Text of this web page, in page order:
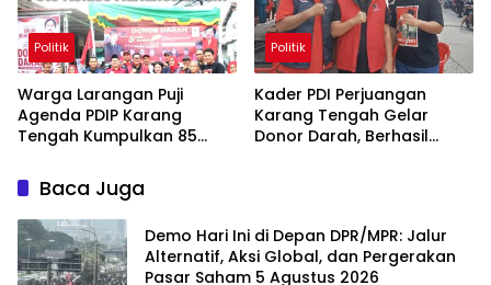
Politik
Warga Larangan Puji
Agenda PDIP Karang
Tengah Kumpulkan 85
Politik
Kader PDI Perjuangan
Karang Tengah Gelar
Donor Darah, Berhasil
Baca Juga
Demo Hari Ini di Depan DPR/MPR: Jalur
Alternatif, Aksi Global, dan Pergerakan
Pasar Saham 5 Agustus 2026